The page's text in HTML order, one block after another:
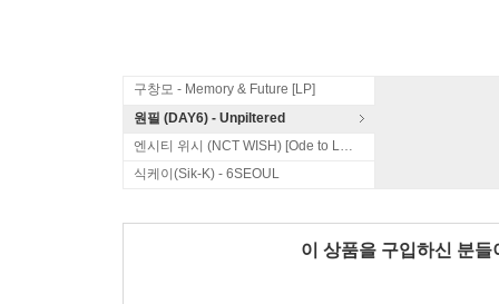
구창모 - Memory & Future [LP]
원필 (DAY6) - Unpiltered
엔시티 위시 (NCT WISH) [Ode to Love]
식케이(Sik-K) - 6SEOUL
이 상품을 구입하신 분